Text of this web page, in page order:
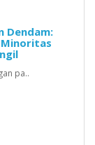
Dendam:
Minoritas
pa..